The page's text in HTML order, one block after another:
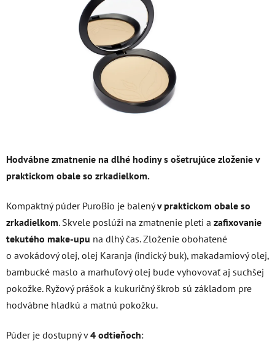
Hodvábne zmatnenie na dlhé hodiny s ošetrujúce zloženie v
praktickom obale so zrkadielkom.
Kompaktný púder PuroBio je balenýv praktickom obale so
zrkadielkom. Skvele poslúži na zmatnenie pleti a zafixovanie
tekutého make-upu na dlhý čas. Zloženie obohatené
o avokádový olej, olej Karanja (indický buk), makadamiový olej,
bambucké maslo a marhuľový olej bude vyhovovať aj suchšej
pokožke. Ryžový prášok a kukuričný škrob sú základom pre
hodvábne hladkú a matnú pokožku.
Púder je dostupný v4 odtieňoch: